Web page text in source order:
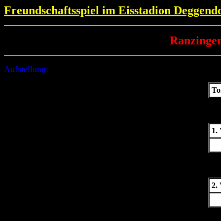
Freundschaftsspiel im Eisstadion
Aufstellung:
1.
2.